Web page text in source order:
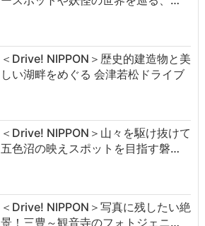
＜Drive! NIPPON＞歴史的建造物と美
しい湖畔をめぐる 会津若松ドライブ
＜Drive! NIPPON＞山々を駆け抜けて
五色沼の映えスポットを目指す磐…
＜Drive! NIPPON＞写真に残したい絶
景！三豊～観音寺のフォトジェニ…